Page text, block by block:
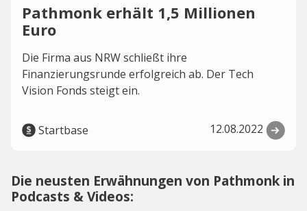
Pathmonk erhält 1,5 Millionen
Euro
Die Firma aus NRW schließt ihre
Finanzierungsrunde erfolgreich ab. Der Tech
Vision Fonds steigt ein.
Startbase 12.08.2022
Die neusten Erwähnungen von Pathmonk in
Podcasts & Videos: